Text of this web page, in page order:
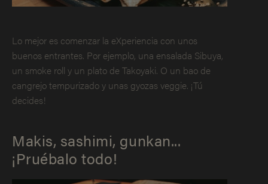
Lo mejor es comenzar la eXperiencia con unos
buenos entrantes. Por ejemplo, una ensalada Sibuya,
un smoke roll y un plato de Takoyaki. O un bao de
cangrejo tempurizado y unas gyozas veggie. ¡Tú
decides!
Makis, sashimi, gunkan...
¡Pruébalo todo!